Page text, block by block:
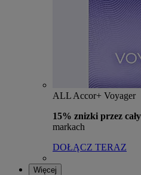
ALL Accor+ Voyager
15% znizki przez
markach
DOŁĄCZ TERAZ
Więcej